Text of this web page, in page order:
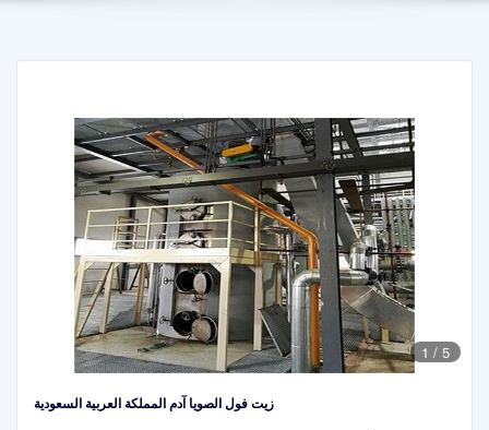
1 / 5
زيت فول الصويا آدم المملكة العربية السعودية